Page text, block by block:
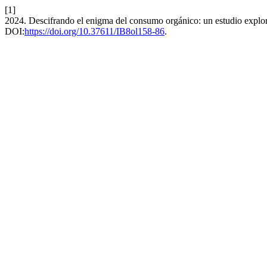
[1]
2024. Descifrando el enigma del consumo orgánico: un estudio
DOI:https://doi.org/10.37611/IB8ol158-86.